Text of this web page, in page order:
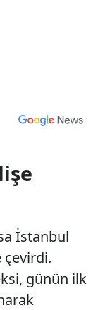
İstanbul
çevirdi.
günün ilk